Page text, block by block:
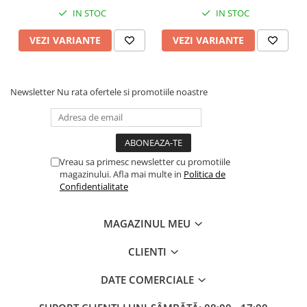
integritatea structurală și rezistența la tracțiune chiar
și după expunerea prelungită la radiația solară pe
parcursul sezonului de pescuit.
Diametru
Aplicabilitate Tehnică
0.23mm
Lansări la distanțe extreme (+140m),
competiție.
distanță și siguranță.
Rezistență maximă, pescuit plantat sau în
apropierea structurilor.
IN STOC
VEZI VARIANTE
IN STOC
VEZI VARIANTE
Newsletter Nu rata ofertele si promotiile noastre
Vreau sa primesc newsletter cu promotiile
magazinului. Afla mai multe in Politica de
Confidentialitate
MAGAZINUL MEU
CLIENTI
DATE COMERCIALE